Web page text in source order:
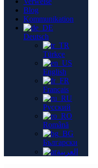
Blog
Kommunikation
Deutsch
Türkçe
English
Français
Русский
Română
Български
العربية